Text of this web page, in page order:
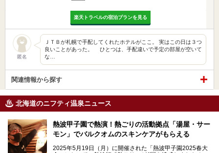
楽天トラベルの宿泊プランを見る
匿名
ＪＴＢが札幌で手配してくれたホテルがここ。 実はこの日は３つ
良いことがあった。 ひとつは、手配違いで予定の部屋が空いて
な…
関連情報から探す
北海道のニフティ温泉ニュース
熱波甲子園で熱演！熱ごりの活動拠点「湯屋・サー
モン」でバルクオムのスキンケアがもらえる
2025年5月19日（月）に開催された「熱波甲子園2025春大